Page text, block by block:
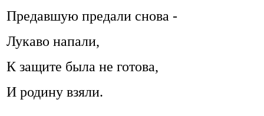
Предавшую предали снова -
Лукаво напали,
К защите была не готова,
И родину взяли.